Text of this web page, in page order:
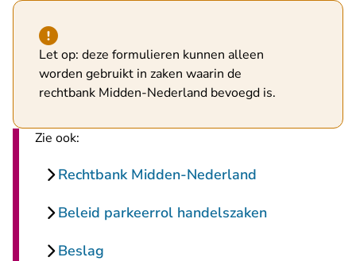
Hint van type waarschuwing
Let op: deze formulieren kunnen alleen
worden gebruikt in zaken waarin de
rechtbank Midden-Nederland bevoegd is.
Zie ook:
Rechtbank Midden-Nederland
Beleid parkeerrol handelszaken
Beslag